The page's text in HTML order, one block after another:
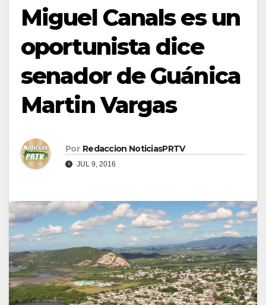
Miguel Canals es un
oportunista dice
senador de Guánica
Martin Vargas
Por Redaccion NoticiasPRTV
JUL 9, 2016